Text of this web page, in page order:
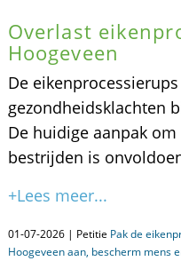
Overlast
Hoogeveen
De
gezondheidsklachten
De huidige aanpak
bestrijden is
+Lees meer...
01-07-2026 | Petitie Pak de
Hoogeveen aan, bescherm mens